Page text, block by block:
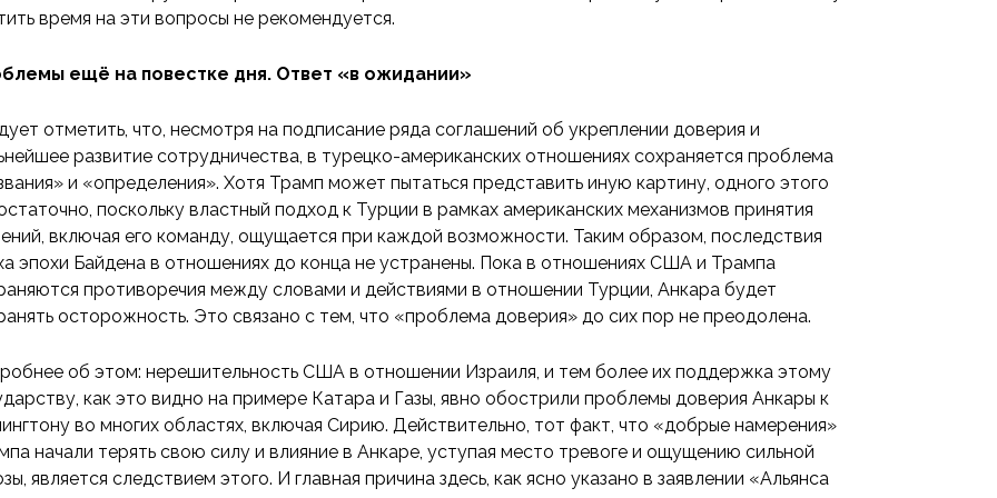
время на эти вопросы не рекомендуется.
ещё на повестке дня. Ответ «в ожидании»
отметить, что, несмотря на подписание ряда соглашений об укреплении доверия и
развитие сотрудничества, в турецко-американских отношениях сохраняется проблема
и «определения». Хотя Трамп может пытаться представить иную картину, одного этого
поскольку властный подход к Турции в рамках американских механизмов принятия
включая его команду, ощущается при каждой возможности. Таким образом, последствия
эпохи Байдена в отношениях до конца не устранены. Пока в отношениях США и Трампа
противоречия между словами и действиями в отношении Турции, Анкара будет
осторожность. Это связано с тем, что «проблема доверия» до сих пор не преодолена.
об этом: нерешительность США в отношении Израиля, и тем более их поддержка этому
как это видно на примере Катара и Газы, явно обострили проблемы доверия Анкары к
во многих областях, включая Сирию. Действительно, тот факт, что «добрые намерения»
начали терять свою силу и влияние в Анкаре, уступая место тревоге и ощущению сильной
является следствием этого. И главная причина здесь, как ясно указано в заявлении «Альянса